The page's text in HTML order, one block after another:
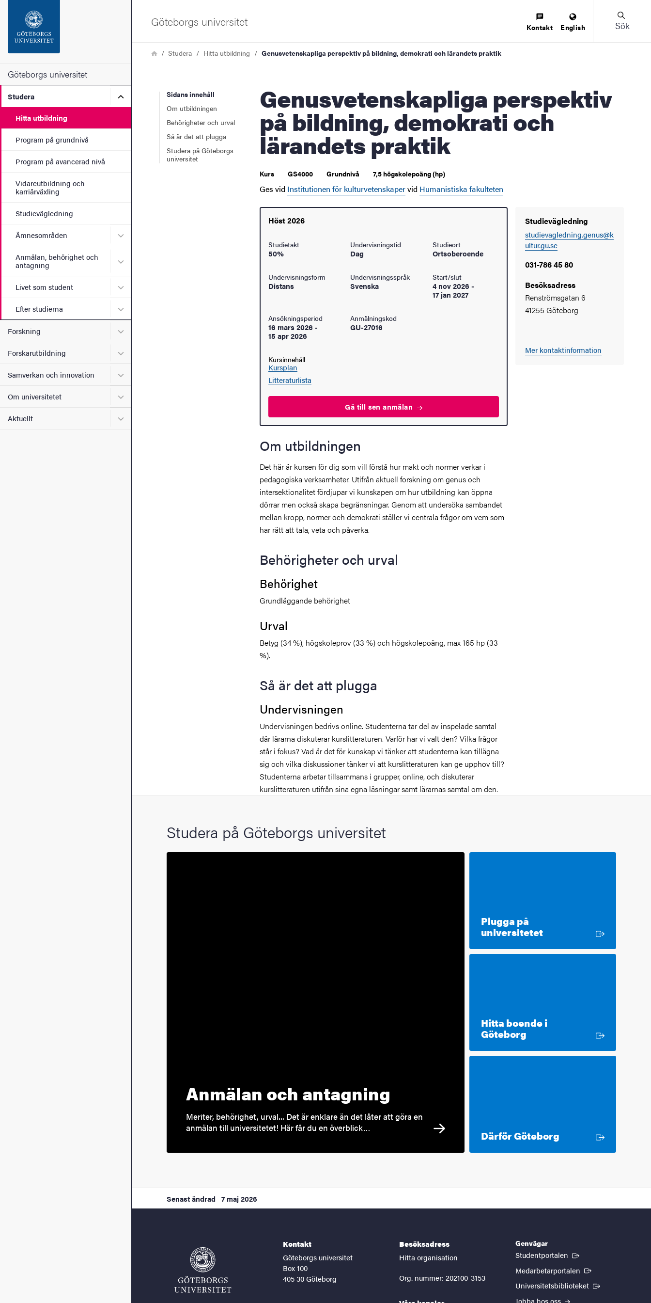
Sidfoten
Om webbplatsen
Göteborgs universitet
Studera Undermeny för Studera
Hitta utbildning
Program på grundnivå
Program på avancerad nivå
Vidareutbildning och
karriärväxling
Studievägledning
Ämnesområden Undermeny för Ämnesområden
Anmälan, behörighet och
antagning
Undermeny för Anmälan, behörighet och antagning
Livet som student Undermeny för Livet som student
Efter studierna Undermeny för Efter studierna
Forskning Undermeny för Forskning
Forskarutbildning Undermeny för Forskarutbildning
Samverkan och innovation Undermeny för Samverkan och innovation
Om universitetet Undermeny för Om universitetet
Aktuellt Undermeny för Aktuellt
Göteborgs universitet Kontakt English Sök
LänkstigHemStudera Hitta utbildning Genusvetenskapliga perspektiv på bildning, demokrati och lärandets praktik
Sidans innehåll
Om utbildningen
Behörigheter och urval
Så är det att plugga
Studera på Göteborgs
universitet
Genusvetenskapliga perspektiv
på bildning, demokrati och
lärandets praktik
Kurs GS4000 Grundnivå 7,5 högskolepoäng (hp)
Ges vid Institutionen för kulturvetenskapervid Humanistiska fakulteten
Höst 2026
Studietakt
50%
Undervisningstid
Dag
Studieort
Ortsoberoende
Undervisningsform
Distans
Undervisningsspråk
Svenska
Start/slut
4 nov 2026 -
17 jan 2027
Ansökningsperiod
16 mars 2026 -
15 apr 2026
Anmälningskod
GU-27016
Kursinnehåll
Kursplan
Litteraturlista
Gå till senanmälan
Studievägledning
studievagledning.genus@k
ultur.gu.se
031-786 45 80
Besöksadress
Renströmsgatan 6
41255 Göteborg
Mer kontaktinformation
Om utbildningen
Det här är kursen för dig som vill förstå hur makt och normer verkar i
pedagogiska verksamheter. Utifrån aktuell forskning om genus och
intersektionalitet fördjupar vi kunskapen om hur utbildning kan öppna
dörrar men också skapa begränsningar. Genom att undersöka sambandet
mellan kropp, normer och demokrati ställer vi centrala frågor om vem som
har rätt att tala, veta och påverka.
Behörigheter och urval
Behörighet
Grundläggande behörighet
Urval
Betyg (34 %), högskoleprov (33 %) och högskolepoäng, max 165 hp (33
%).
Så är det att plugga
Undervisningen
Undervisningen bedrivs online. Studenterna tar del av inspelade samtal
där lärarna diskuterar kurslitteraturen. Varför har vi valt den? Vilka frågor
står i fokus? Vad är det för kunskap vi tänker att studenterna kan tillägna
sig och vilka diskussioner tänker vi att kurslitteraturen kan ge upphov till?
Studenterna arbetar tillsammans i grupper, online, och diskuterar
kurslitteraturen utifrån sina egna läsningar samt lärarnas samtal om den.
Studera på Göteborgs universitet
Anmälan och antagning
Meriter, behörighet, urval... Det är enklare än det låter att göra en
anmälan till universitetet! Här får du en överblick…
Plugga på
universitetetExtern länk
Hitta boende i
Göteborg
Därför Göteborg Extern länk
Senast ändrad 7 maj 2026
Kontakt
Göteborgs universitet
Box 100
405 30 Göteborg
Besöksadress
Hitta organisation
Org. nummer: 202100-3153
Genvägar
Studentportalen (Extern länk)
Medarbetarportalen (Extern länk)
Universitetsbiblioteket (Extern länk)
Jobba hos oss